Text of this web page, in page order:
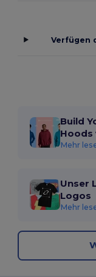
Verfügen
Build
Hoods
Mehr
Unser
Logos
Mehr